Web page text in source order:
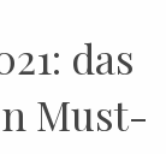
das
Must-